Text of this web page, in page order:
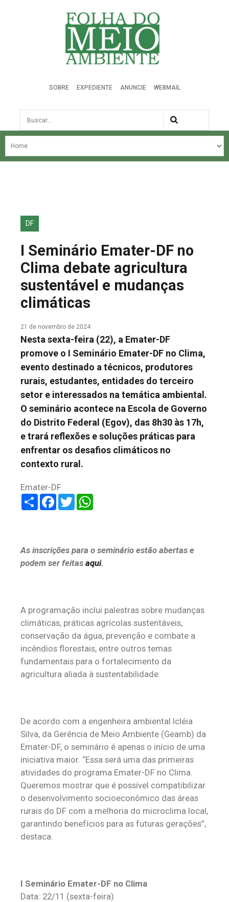
Folha do Meio Ambiente
SOBRE EXPEDIENTE ANUNCIE WEBMAIL
Busca
NOSSA HISTÓRIA
EDIÇÕES ANTERIORES
FALE CONOSCO
DF
I Seminário Emater-DF no
Clima debate agricultura
sustentável e mudanças
climáticas
21 de novembro de 2024
Nesta sexta-feira (22), a Emater-DF
promove o I Seminário Emater-DF no Clima,
evento destinado a técnicos, produtores
rurais, estudantes, entidades do terceiro
setor e interessados na temática ambiental.
O seminário acontece na Escola de Governo
do Distrito Federal (Egov), das 8h30 às 17h,
e trará reflexões e soluções práticas para
enfrentar os desafios climáticos no
contexto rural.
Emater-DF
ShareFacebook
Twitter
As inscrições para o seminário estão abertas e
podem ser feitas aqui.
A programação inclui palestras sobre mudanças
climáticas, práticas agrícolas sustentáveis,
conservação da água, prevenção e combate a
incêndios florestais, entre outros temas
fundamentais para o fortalecimento da
agricultura aliada à sustentabilidade.
De acordo com a engenheira ambiental Icléia
Silva, da Gerência de Meio Ambiente (Geamb) da
Emater-DF, o seminário é apenas o início de uma
iniciativa maior. “Essa será uma das primeiras
atividades do programa Emater-DF no Clima.
Queremos mostrar que é possível compatibilizar
o desenvolvimento socioeconômico das áreas
rurais do DF com a melhoria do microclima local,
garantindo benefícios para as futuras gerações”,
destaca.
I Seminário Emater-DF no Clima
Data: 22/11 (sexta-feira)